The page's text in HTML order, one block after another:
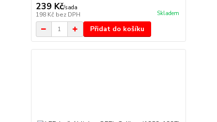
239 Kč/sada
198 Kč bez DPH Skladem
Přidat do košíku